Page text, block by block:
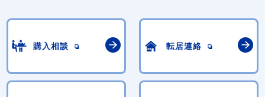
購入相談 転居連絡